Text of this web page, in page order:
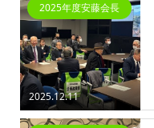
2025.12.11
2025年度安藤会長